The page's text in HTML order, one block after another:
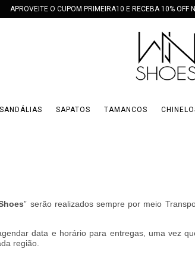
APROVEITE O CUPOM PRIMEIRA10 E RECEBA 10% OFF
SANDÁLIAS SAPATOS TAMANCOS
” serão realizados sempre por meio
data e horário para entregas, uma vez
região.